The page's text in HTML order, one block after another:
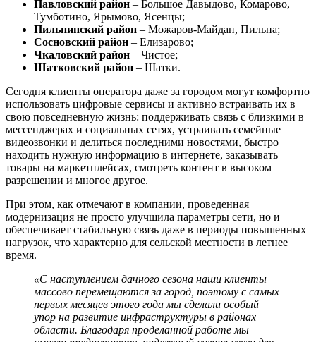
Павловский район – Большое Давыдово, Комарово,
Тумботино, Ярымово, Ясенцы;
Пильнинский район – Можаров-Майдан, Пильна;
Сосновский район – Елизарово;
Чкаловский район – Чистое;
Шатковский район – Шатки.
Сегодня клиенты оператора даже за городом могут комфортно
использовать цифровые сервисы и активно встраивать их в
свою повседневную жизнь: поддерживать связь с близкими в
мессенджерах и социальных сетях, устраивать семейные
видеозвонки и делиться последними новостями, быстро
находить нужную информацию в интернете, заказывать
товары на маркетплейсах, смотреть контент в высоком
разрешении и многое другое.
При этом, как отмечают в компании, проведенная
модернизация не просто улучшила параметры сети, но и
обеспечивает стабильную связь даже в периоды повышенных
нагрузок, что характерно для сельской местности в летнее
время.
«С наступлением дачного сезона наши клиенты
массово перемещаются за город, поэтому с самых
первых месяцев этого года мы сделали особый
упор на развитие инфраструктуры в районах
области. Благодаря проделанной работе мы